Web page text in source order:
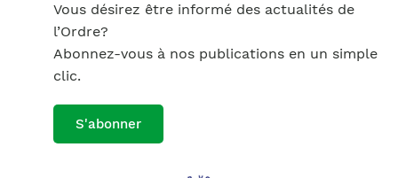
Vous désirez être informé des actualités de
l’Ordre?
Abonnez-vous à nos publications en un simple
clic.
S'abonner